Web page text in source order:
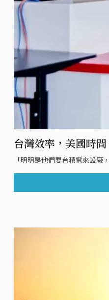
台灣效率，美國時
「明明是他們要台積電來設